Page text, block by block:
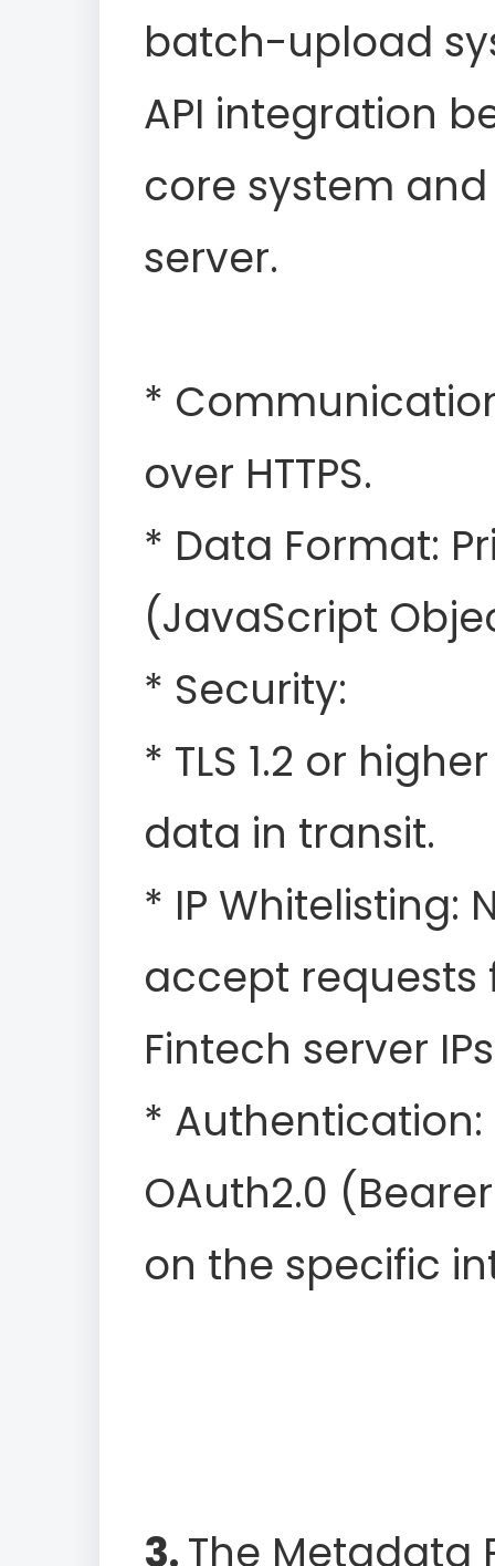
batch-upload
API integration
core system and
server.
*
over HTTPS.
* Data Format:
(JavaScript
* Security:
* TLS 1.2 or
data in transit.
* IP Whitelisting:
accept
Fintech server
* Authentication:
OAuth2.0
on the specific
3.The Metadata